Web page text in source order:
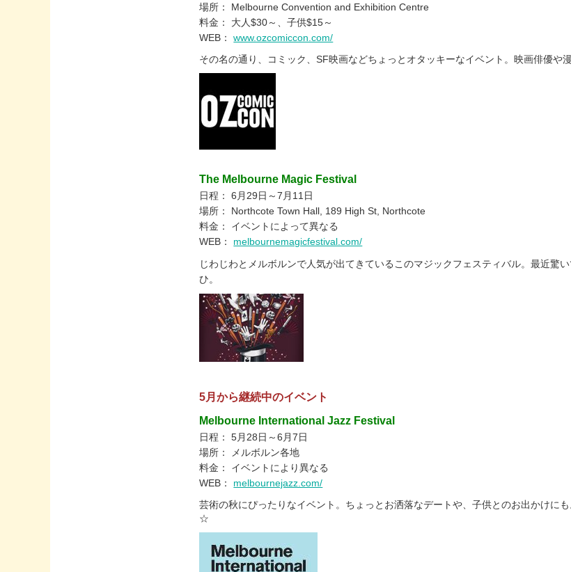
場所： Melbourne Convention and Exhibition Centre
料金： 大人$30～、子供$15～
WEB：www.ozcomiccon.com/
その名の通り、コミック、SF映画などちょっとオタッキーなイベント。映画俳優や
The Melbourne Magic Festival
日程： 6月29日～7月11日
場所： Northcote Town Hall, 189 High St, Northcote
料金： イベントによって異なる
WEB： melbournemagicfestival.com/
じわじわとメルボルンで人気が出てきているこのマジックフェスティバル。最近驚
ひ。
5月から継続中のイベント
Melbourne International Jazz Festival
日程： 5月28日～6月7日
場所： メルボルン各地
料金： イベントにより異なる
WEB： melbournejazz.com/
芸術の秋にぴったりなイベント。ちょっとお洒落なデートや、子供とのお出かけに
☆